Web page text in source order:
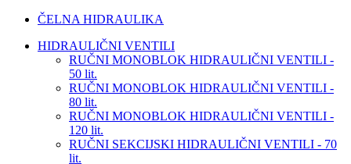
ČELNA HIDRAULIKA
HIDRAULIČNI VENTILI
RUČNI MONOBLOK HIDRAULIČNI VENTILI -
50 lit.
RUČNI MONOBLOK HIDRAULIČNI VENTILI -
80 lit.
RUČNI MONOBLOK HIDRAULIČNI VENTILI -
120 lit.
RUČNI SEKCIJSKI HIDRAULIČNI VENTILI - 70
lit.